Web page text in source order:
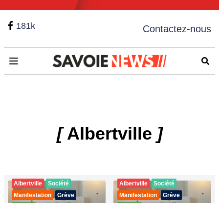
181k Contactez-nous
Open main menu
[Albertville ]
Albertville
Société
Manifestation
Grève
Albertville
Société
Manifestation
Grève